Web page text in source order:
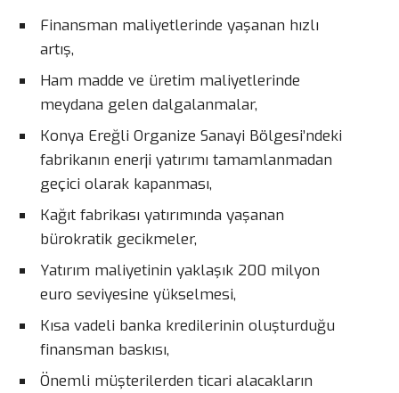
Finansman maliyetlerinde yaşanan hızlı
artış,
Ham madde ve üretim maliyetlerinde
meydana gelen dalgalanmalar,
Konya Ereğli Organize Sanayi Bölgesi’ndeki
fabrikanın enerji yatırımı tamamlanmadan
geçici olarak kapanması,
Kağıt fabrikası yatırımında yaşanan
bürokratik gecikmeler,
Yatırım maliyetinin yaklaşık 200 milyon
euro seviyesine yükselmesi,
Kısa vadeli banka kredilerinin oluşturduğu
finansman baskısı,
Önemli müşterilerden ticari alacakların